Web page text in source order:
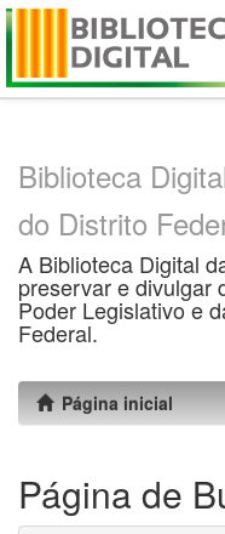
Skip
Biblioteca
do Distrito
A Biblioteca Digital
preservar e divulgar
Poder Legislativo e
Federal.
Página inicial
Página de